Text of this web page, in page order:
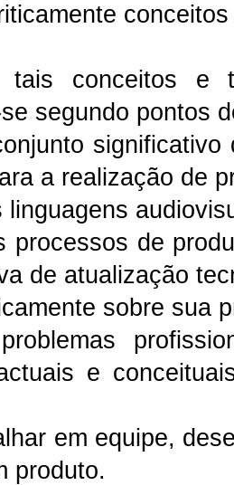
tais conceitos e
segundo pontos
a realização de
linguagens
processos de
de atualização
sobre sua
e
em equipe,
produto.